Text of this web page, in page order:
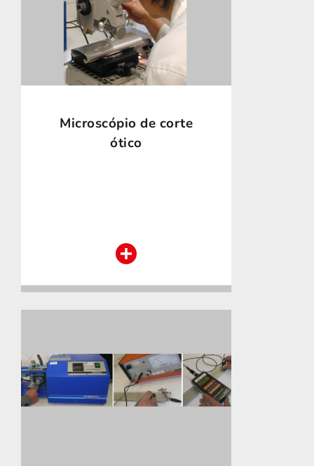
Microscópio de corte
ótico